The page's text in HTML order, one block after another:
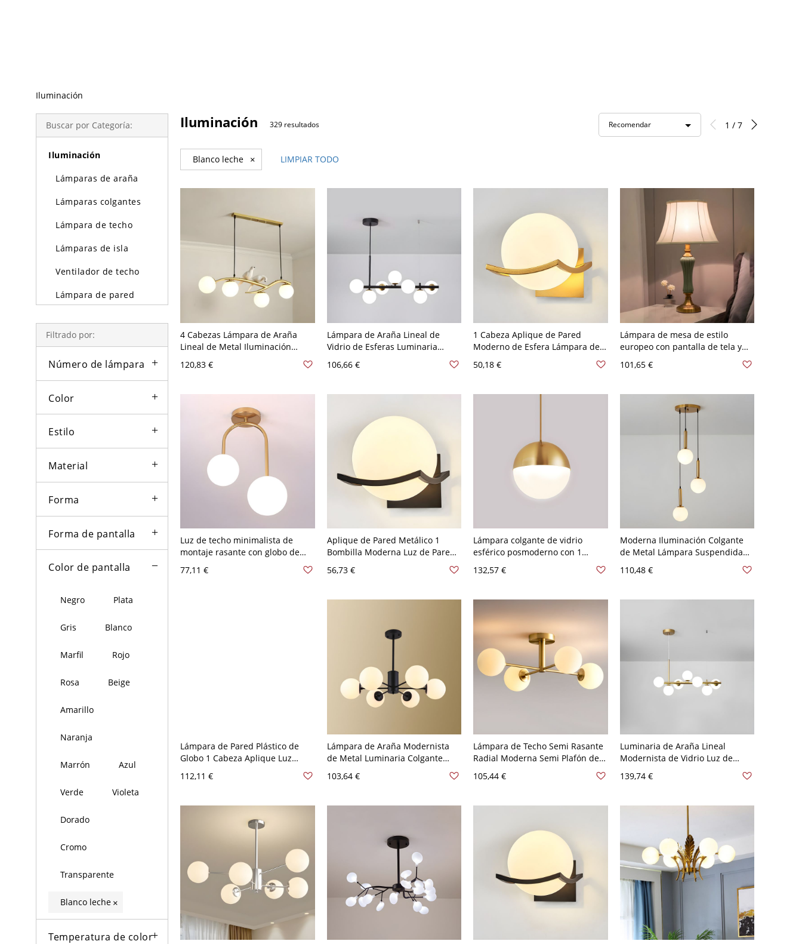
Iluminación
Buscar por Categoría:
Iluminación
Lámparas de araña
Lámparas colgantes
Lámpara de techo
Lámparas de isla
Ventilador de techo
Lámpara de pared
de pie
Filtrado por:
Número de lámpara
Color
Estilo
Material
Forma
Forma de pantalla
Color de pantalla
Negro Plata
Gris Blanco
Marfil Rojo
Rosa Beige
Amarillo
Naranja
Marrón Azul
Verde Violeta
Dorado
Cromo
Transparente
Blanco leche ×
Temperatura de color
Iluminación 329 resultados Recomendar 1 / 7
Blanco leche × LIMPIAR TODO
4 Cabezas Lámpara de Araña
Lineal de Metal Iluminación
Comedor - 110 A 120 V Dorado
120,83 €
Lámpara de Araña Lineal de
Vidrio de Esferas Luminaria
Suspendida Moderna para Salón
- 110 A 120 V Negro 7 Blanco
106,66 €
1 Cabeza Aplique de Pared
Moderno de Esfera Lámpara de
Pared de Metal para Dormitorio -
110 A 120 V Dorado Blanco leche
50,18 €
Lámpara de mesa de estilo
europeo con pantalla de tela y
base de metal para la mesita de
noche - 110 A 120 V Blanco leche
101,65 €
Luz de techo minimalista de
montaje rasante con globo de
vidrio para pasillo semi montado
- Dorado 110 A 120 V Blanco
77,11 €
Aplique de Pared Metálico 1
Bombilla Moderna Luz de Pared
de Globo para Habitación - 110 A
120 V Negro Blanco leche
56,73 €
Lámpara colgante de vidrio
esférico posmoderno con 1
cabeza para comedor - 110 A 120
V Dorado Blanco leche 20,32 cm
132,57 €
Moderna Iluminación Colgante
de Metal Lámpara Suspendida
de Globos para Escalera - 110 A
120 V Dorado 3 Blanco leche
110,48 €
Lámpara de Pared Plástico de
Globo 1 Cabeza Aplique Luz
Infantil para Dormitorio - 110 A
120 V 15,24 cm Blanco leche
112,11 €
Lámpara de Araña Modernista
de Metal Luminaria Colgante
Habitación - 6 110 A 120 V Blanco
103,64 €
Lámpara de Techo Semi Rasante
Radial Moderna Semi Plafón de
Globos - 4 110 A 120 V Blanco
105,44 €
Luminaria de Araña Lineal
Modernista de Vidrio Luz de
Colgar de Globos para Sala - 110
A 120 V Dorado 7 Blanco leche
139,74 €